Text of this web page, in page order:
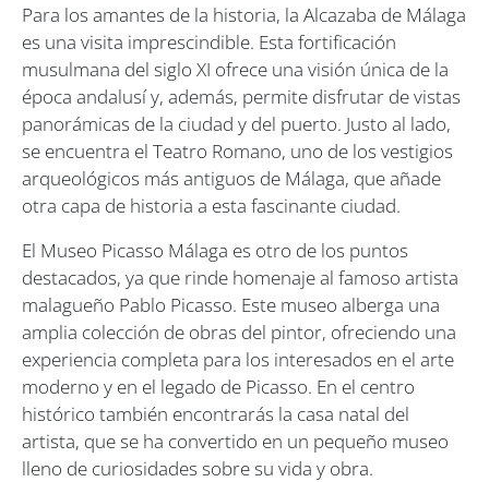
Para los amantes de la historia, la Alcazaba de Málaga
es una visita imprescindible. Esta fortificación
musulmana del siglo XI ofrece una visión única de la
época andalusí y, además, permite disfrutar de vistas
panorámicas de la ciudad y del puerto. Justo al lado,
se encuentra el Teatro Romano, uno de los vestigios
arqueológicos más antiguos de Málaga, que añade
otra capa de historia a esta fascinante ciudad.
El Museo Picasso Málaga es otro de los puntos
destacados, ya que rinde homenaje al famoso artista
malagueño Pablo Picasso. Este museo alberga una
amplia colección de obras del pintor, ofreciendo una
experiencia completa para los interesados en el arte
moderno y en el legado de Picasso. En el centro
histórico también encontrarás la casa natal del
artista, que se ha convertido en un pequeño museo
lleno de curiosidades sobre su vida y obra.